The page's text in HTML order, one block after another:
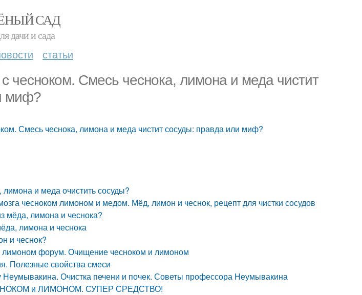
САД
дачи и сада
статьи
чесноком. Смесь чеснока, лимона и меда чистит
миф?
Смесь чеснока, лимона и меда чистит сосуды: правда или миф?
и меда очистить сосуды?
чесноком лимоном и медом. Мёд, лимон и чеснок, рецепт для чистки сосудов
мёда, лимона и чеснока?
лимона и чеснока
и чеснок?
лимоном форум. Очищение чесноком и лимоном
Полезные свойства смеси
Неумывакина. Очистка печени и почек. Советы профессора Неумывакина
и ЛИМОНОМ. СУПЕР СРЕДСТВО!